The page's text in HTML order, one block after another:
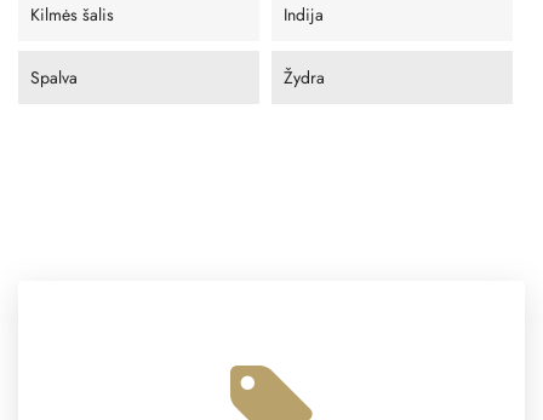
Kilmės šalis Indija
Spalva Žydra